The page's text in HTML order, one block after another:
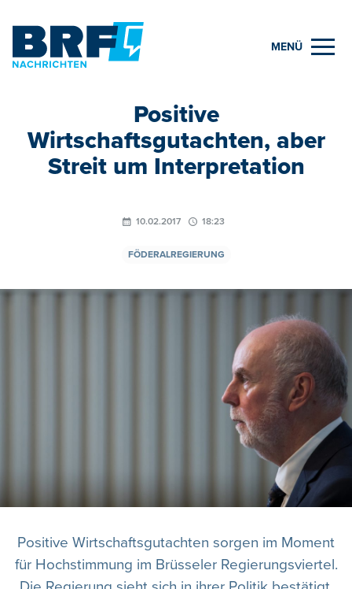
MENÜ
Positive
Wirtschaftsgutachten, aber
Streit um Interpretation
10.02.2017 18:23
FÖDERALREGIERUNG
Positive Wirtschaftsgutachten sorgen im Moment
für Hochstimmung im Brüsseler Regierungsviertel.